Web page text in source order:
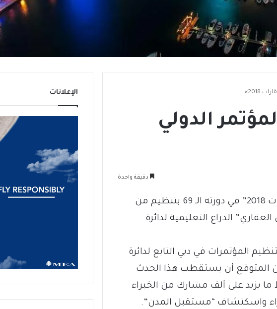
2018»
الدولي
دقيقة واحدة
فازت إمارة دبي باستضافة “المؤتمر الدولي للعقارات 2018” في دورته الـ 69 بتنظيم من
الذراع التعليمية لدائرة
المؤتمرات في دبي التابع لدائرة
من المتوقع أن يستقطب هذا الحدث
يزيد على ألف مشارك من الخبراء
الإعلانات